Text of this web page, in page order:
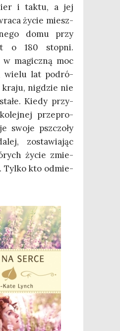
i tak­tu, a jej
życie miesz­
domu przy
o 180 stop­ni.
magicz­ną moc
wie­lu lat podró­
kra­ju, nigdzie nie
Kie­dy przy­
prze­pro­
swo­je psz­czo­ły
zosta­wia­jąc
życie zmie­
Tyl­ko kto odmie­